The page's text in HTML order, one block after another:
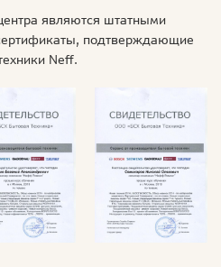
являются штатными
подтверждающие
Neff.